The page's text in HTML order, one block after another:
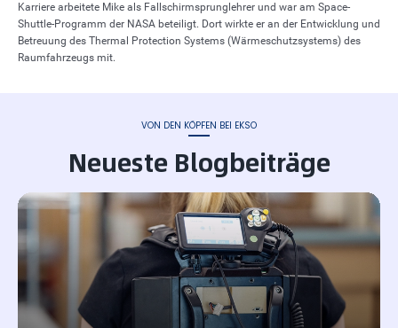
Karriere arbeitete Mike als Fallschirmsprunglehrer und war am Space-
Shuttle-Programm der NASA beteiligt. Dort wirkte er an der Entwicklung und
Betreuung des Thermal Protection Systems (Wärmeschutzsystems) des
Raumfahrzeugs mit.
VON DEN KÖPFEN BEI EKSO
Neueste Blogbeiträge